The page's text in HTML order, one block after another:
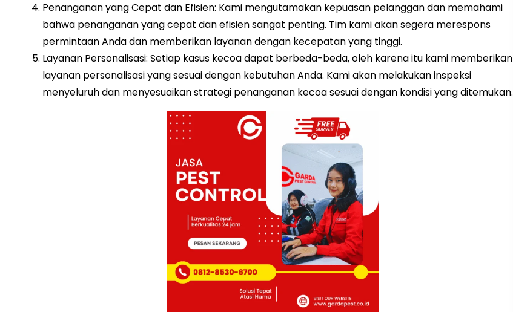
Penanganan yang Cepat dan Efisien: Kami mengutamakan kepuasan pelanggan dan memahami
bahwa penanganan yang cepat dan efisien sangat penting. Tim kami akan segera merespons
permintaan Anda dan memberikan layanan dengan kecepatan yang tinggi.
Layanan Personalisasi: Setiap kasus kecoa dapat berbeda-beda, oleh karena itu kami memberikan
layanan personalisasi yang sesuai dengan kebutuhan Anda. Kami akan melakukan inspeksi
menyeluruh dan menyesuaikan strategi penanganan kecoa sesuai dengan kondisi yang ditemukan.